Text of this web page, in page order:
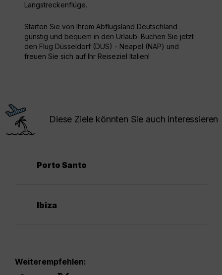
Langstreckenflüge.
Starten Sie von Ihrem Abflugsland Deutschland
günstig und bequem in den Urlaub. Buchen Sie jetzt
den Flug Düsseldorf (DUS) - Neapel (NAP) und
freuen Sie sich auf Ihr Reiseziel Italien!
Diese Ziele könnten Sie auch interessieren
Porto Santo
Ibiza
Weiterempfehlen: